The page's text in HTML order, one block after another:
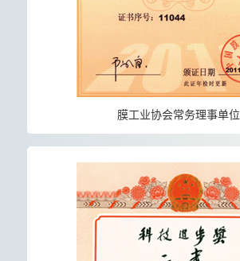
膜工业协会常务理事单位